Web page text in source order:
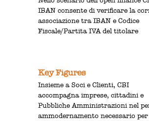
IBAN consente di verificare la
associazione tra IBAN e Codice
Fiscale/Partita IVA del titolare
Key Figures
Insieme a Soci e Clienti, CBI
accompagna imprese, cittadini e
Pubbliche Amministrazioni nel
ammodernamento necessario